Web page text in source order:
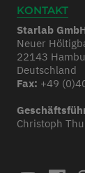
KONTAKT
Starlab
Neuer
22143
Deutschland
Fax: +49
Christoph